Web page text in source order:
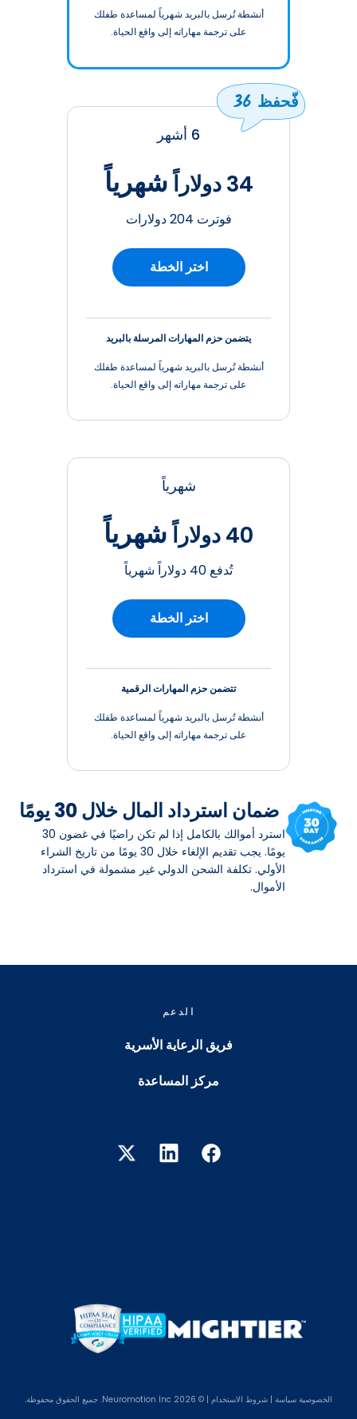
أنشطة تُرسل بالبريد شهرياً لمساعدة طفلك
على ترجمة مهاراته إلى واقع الحياة.
فّحفظ 36
6 أشهر
34 دولاراً شهرياً
فوترت 204 دولارات
اختر الخطة
يتضمن حزم المهارات المرسلة بالبريد
أنشطة تُرسل بالبريد شهرياً لمساعدة طفلك
على ترجمة مهاراته إلى واقع الحياة.
شهرياً
40 دولاراً شهرياً
تُدفع 40 دولاراً شهرياً
اختر الخطة
تتضمن حزم المهارات الرقمية
أنشطة تُرسل بالبريد شهرياً لمساعدة طفلك
على ترجمة مهاراته إلى واقع الحياة.
ضمان استرداد المال خلال 30 يومًا
استرد أموالك بالكامل إذا لم تكن راضيًا في غضون 30
يومًا. يجب تقديم الإلغاء خلال 30 يومًا من تاريخ الشراء
الأولي. تكلفة الشحن الدولي غير مشمولة في استرداد
الأموال.
الدعم
فريق الرعاية الأسرية
مركز المساعدة
الخصوصية سياسة | شروط الاستخدام | © 2026 Neuromotion Inc. جميع الحقوق محفوظة.